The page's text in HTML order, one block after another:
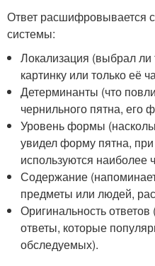
Ответ расшифровывается
системы:
Локализация (выбрал
картинку или только её
Детерминанты (что
чернильного пятна, его
Уровень формы
увидел форму пятна,
используются наиболее
Содержание
предметы или людей,
Оригинальность
ответы, которые
обследуемых).